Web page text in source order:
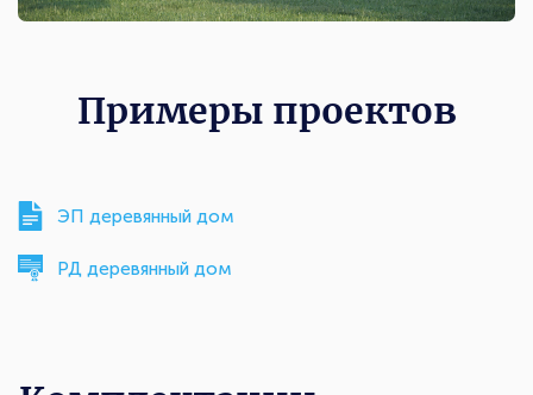
Примеры проектов
ЭП деревянный дом
РД деревянный дом